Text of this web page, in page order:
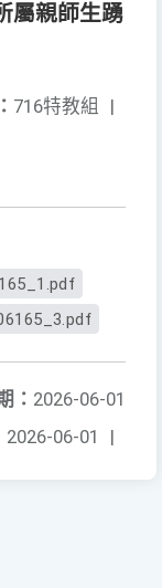
屬親師生踴
716特教組 |
： 2026-06-01
2026-06-01 |